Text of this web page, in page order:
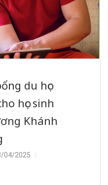
du học
học sinh
Khánh
04/2025